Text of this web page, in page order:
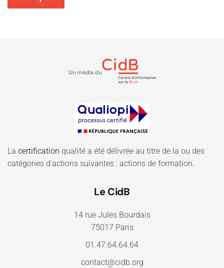
La certification qualité a été délivrée au titre de la ou des
catégories d'actions suivantes : actions de formation.
Le CidB
14 rue Jules Bourdais
75017 Paris
01.47.64.64.64
contact@cidb.org